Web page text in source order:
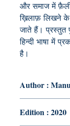
और समाज में
ख़िलाफ़ लिखने के
जाते हैं। प्रस्तुत
हिन्दी भाषा में
है।
Author :
Edition : 2020